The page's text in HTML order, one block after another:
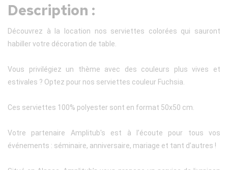
Description :
Découvrez à la location nos serviettes colorées qui sauront
habiller votre décoration de table.
Vous privilégiez un thème avec des couleurs plus vives et
estivales ? Optez pour nos serviettes couleur Fuchsia.
Ces serviettes 100% polyester sont en format 50x50 cm.
Votre partenaire Amplitub's est à l’écoute pour tous vos
événements : séminaire, anniversaire, mariage et tant d’autres !